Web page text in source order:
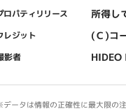
ロパティリリース 所得し
レジット (Ｃ)コ
影者 HIDEO
ータは情報の正確性に最大限の